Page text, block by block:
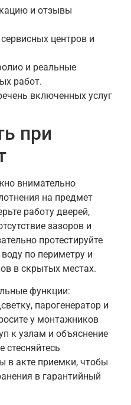
и отзывы
центров и
и реальные
работ.
включенных услуг
при
внимательно
на предмет
работу дверей,
зазоров и
протестируйте
по периметру и
в скрытых местах.
функции:
парогенератор и
у монтажников
к узлам и объяснение
стесняйтесь
в акте приемки, чтобы
в гарантийный